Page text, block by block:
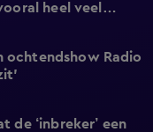
heel veel
ochtendshow Radio
de ‘inbreker’ een